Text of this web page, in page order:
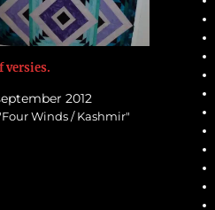
versies.
2012
Winds / Kashmir"